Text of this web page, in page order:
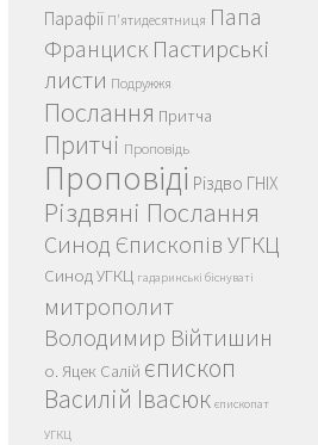
Парафії П'ятидесятниця Папа
Франциск Пастирські
листи Подружжя
Послання Притча
Притчі Проповідь
Проповіді Різдво ГНІХ
Різдвяні Послання
Синод Єпископів УГКЦ
Синод УГКЦ гадаринські біснуваті
митрополит
Володимир Війтишин
о. Яцек Салій єпископ
Василій Івасюк єпископат
УГКЦ